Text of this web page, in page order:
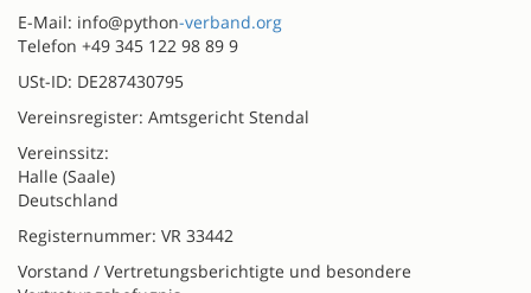
E-Mail: info@python-verband.org
Telefon +49 345 122 98 89 9
USt-ID: DE287430795
Vereinsregister: Amtsgericht Stendal
Vereinssitz:
Halle (Saale)
Deutschland
Registernummer: VR 33442
Vorstand / Vertretungsberichtigte und besondere